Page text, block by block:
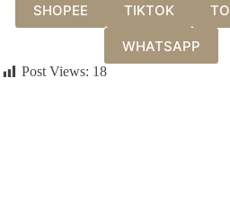
SHOPEE TIKTOK
WHATSAPP
Post Views: 18